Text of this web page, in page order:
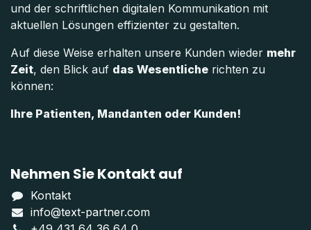
und der schriftlichen digitalen Kommunikation mit
aktuellen Lösungen effizienter zu gestalten.
Auf diese Weise erhalten unsere Kunden wieder mehr
Zeit, den Blick auf das Wesentliche richten zu
können:
Ihre Patienten, Mandanten oder Kunden!
Nehmen Sie Kontakt auf
Kontakt
info@text-partner.com